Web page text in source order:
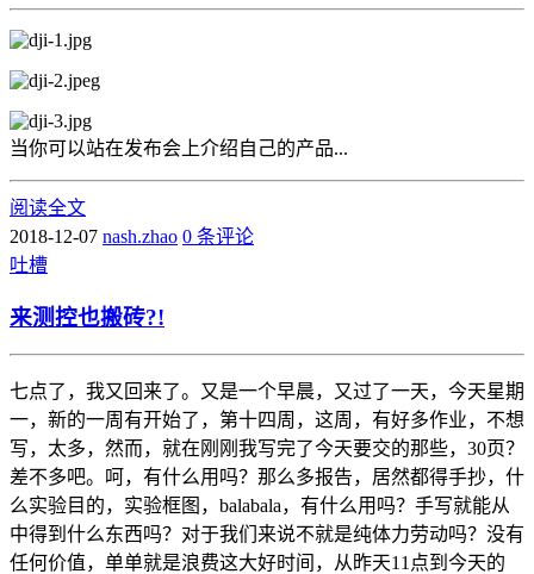
当你可以站在发布会上介绍自己的产品...
阅读全文
2018-12-07 nash.zhao 0 条评论
吐槽
来测控也搬砖?!
七点了，我又回来了。又是一个早晨，又过了一天，今天星期
一，新的一周有开始了，第十四周，这周，有好多作业，不想
写，太多，然而，就在刚刚我写完了今天要交的那些，30页？
差不多吧。呵，有什么用吗？那么多报告，居然都得手抄，什
么实验目的，实验框图，balabala，有什么用吗？手写就能从
中得到什么东西吗？对于我们来说不就是纯体力劳动吗？没有
任何价值，单单就是浪费这大好时间，从昨天11点到今天的